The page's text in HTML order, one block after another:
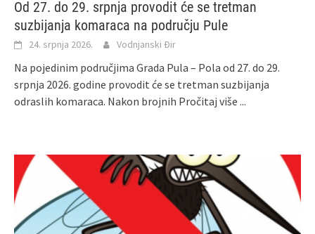
Od 27. do 29. srpnja provodit će se tretman
suzbijanja komaraca na području Pule
24. srpnja 2026. Vodnjanski Đir
Na pojedinim područjima Grada Pula – Pola od 27. do 29.
srpnja 2026. godine provodit će se tretman suzbijanja
odraslih komaraca. Nakon brojnih Pročitaj više ...